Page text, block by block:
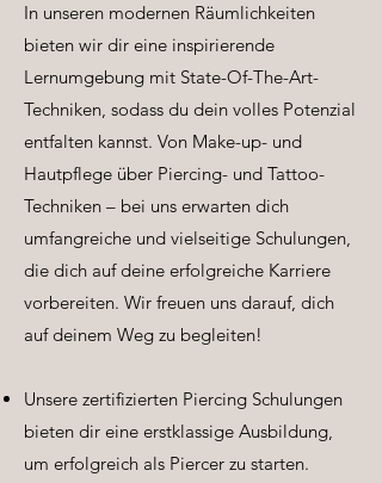
In unseren modernen Räumlichkeiten
bieten wir dir eine inspirierende
Lernumgebung mit State-Of-The-Art-
Techniken, sodass du dein volles Potenzial
entfalten kannst. Von Make-up- und
Hautpflege über Piercing- und Tattoo-
Techniken – bei uns erwarten dich
umfangreiche und vielseitige Schulungen,
die dich auf deine erfolgreiche Karriere
vorbereiten. Wir freuen uns darauf, dich
auf deinem Weg zu begleiten!
Unsere zertifizierten Piercing Schulungen
bieten dir eine erstklassige Ausbildung,
um erfolgreich als Piercer zu starten.